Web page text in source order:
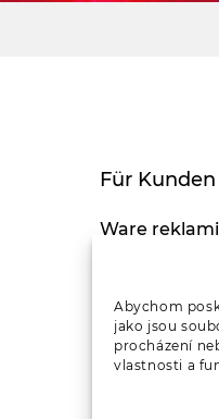
Abychom
jako jsou
procházení
vlastnosti a
Für Kunden
Ware